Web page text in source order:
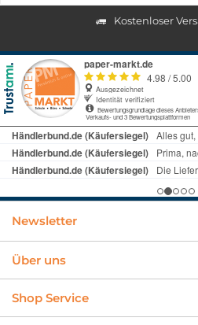
Kostenloser
Newsletter
Über uns
Shop Service